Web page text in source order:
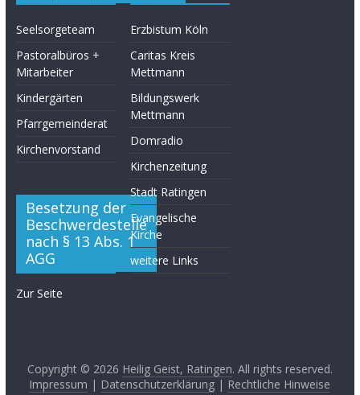
Seelsorgeteam
Pastoralbüros +
Mitarbeiter
Kindergärten
Pfarrgemeinderat
Kirchenvorstand
Besetzung der
Beschwerdestelle
nach § 13 Abs. 1
AGG
Zur Seite
Erzbistum Köln
Caritas Kreis
Mettmann
Bildungswerk
Mettmann
Domradio
Kirchenzeitung
Stadt Ratingen
Evangelische
Kirche
weitere Links
Copyright © 2026 Heilig Geist, Ratingen. All rights reserved.
Impressum | Datenschutzerklärung | Rechtliche Hinweise